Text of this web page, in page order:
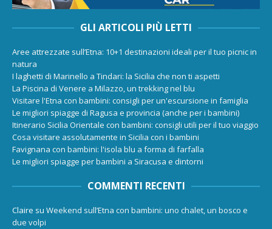
GLI ARTICOLI PIÙ LETTI
Aree attrezzate sull’Etna: 10+1 destinazioni ideali per il tuo picnic in
natura
I laghetti di Marinello a Tindari: la Sicilia che non ti aspetti
La Piscina di Venere a Milazzo, un trekking nel blu
Visitare l'Etna con bambini: consigli per un'escursione in famiglia
Le migliori spiagge di Ragusa e provincia (anche per i bambini)
Itinerario Sicilia Orientale con bambini: consigli utili per il tuo viaggio
Cosa visitare assolutamente in Sicilia con i bambini
Favignana con bambini: l'isola blu a forma di farfalla
Le migliori spiagge per bambini a Siracusa e dintorni
COMMENTI RECENTI
Claire su Weekend sull’Etna con bambini: uno chalet, un bosco e
due volpi